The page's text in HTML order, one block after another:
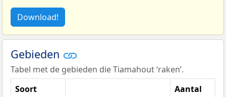
Download!
Gebieden
Tabel met de gebieden die Tiamahout ‘raken’.
Soort
Aantal